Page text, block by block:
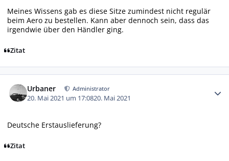
Meines Wissens gab es diese Sitze zumindest nicht regulär
beim Aero zu bestellen. Kann aber dennoch sein, dass das
irgendwie über den Händler ging.
Zitat
Urbaner Administrator
20. Mai 2021 um 17:0820. Mai 2021
Deutsche Erstauslieferung?
Zitat